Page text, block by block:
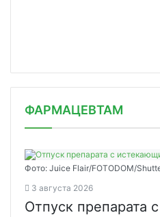
ФАРМАЦЕВТАМ
Фото: Juice Flair/FOTODOM/
3 августа 2026
Отпуск препарата